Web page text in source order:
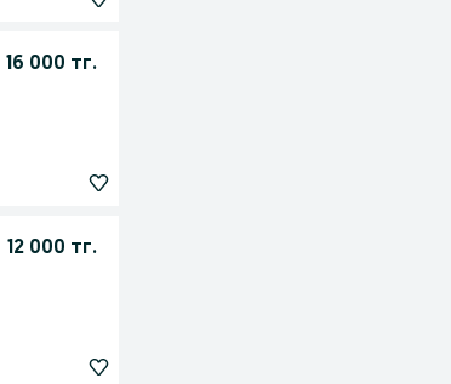
16 000 тг.
12 000 тг.